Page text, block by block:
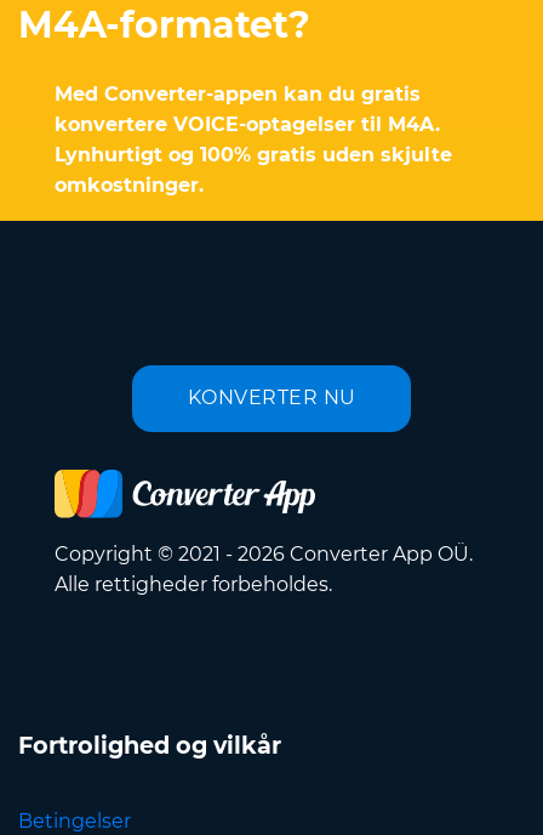
M4A-formatet?
Med Converter-appen kan du gratis
konvertere VOICE-optagelser til M4A.
Lynhurtigt og 100% gratis uden skjulte
omkostninger.
KONVERTER NU
Copyright © 2021 - 2026 Converter App OÜ.
Alle rettigheder forbeholdes.
Fortrolighed og vilkår
Betingelser